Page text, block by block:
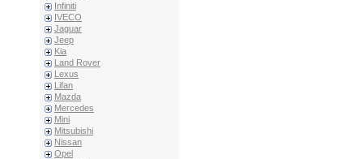
Infiniti
IVECO
Jaguar
Jeep
Kia
Land Rover
Lexus
Lifan
Mazda
Mercedes
Mini
Mitsubishi
Nissan
Opel